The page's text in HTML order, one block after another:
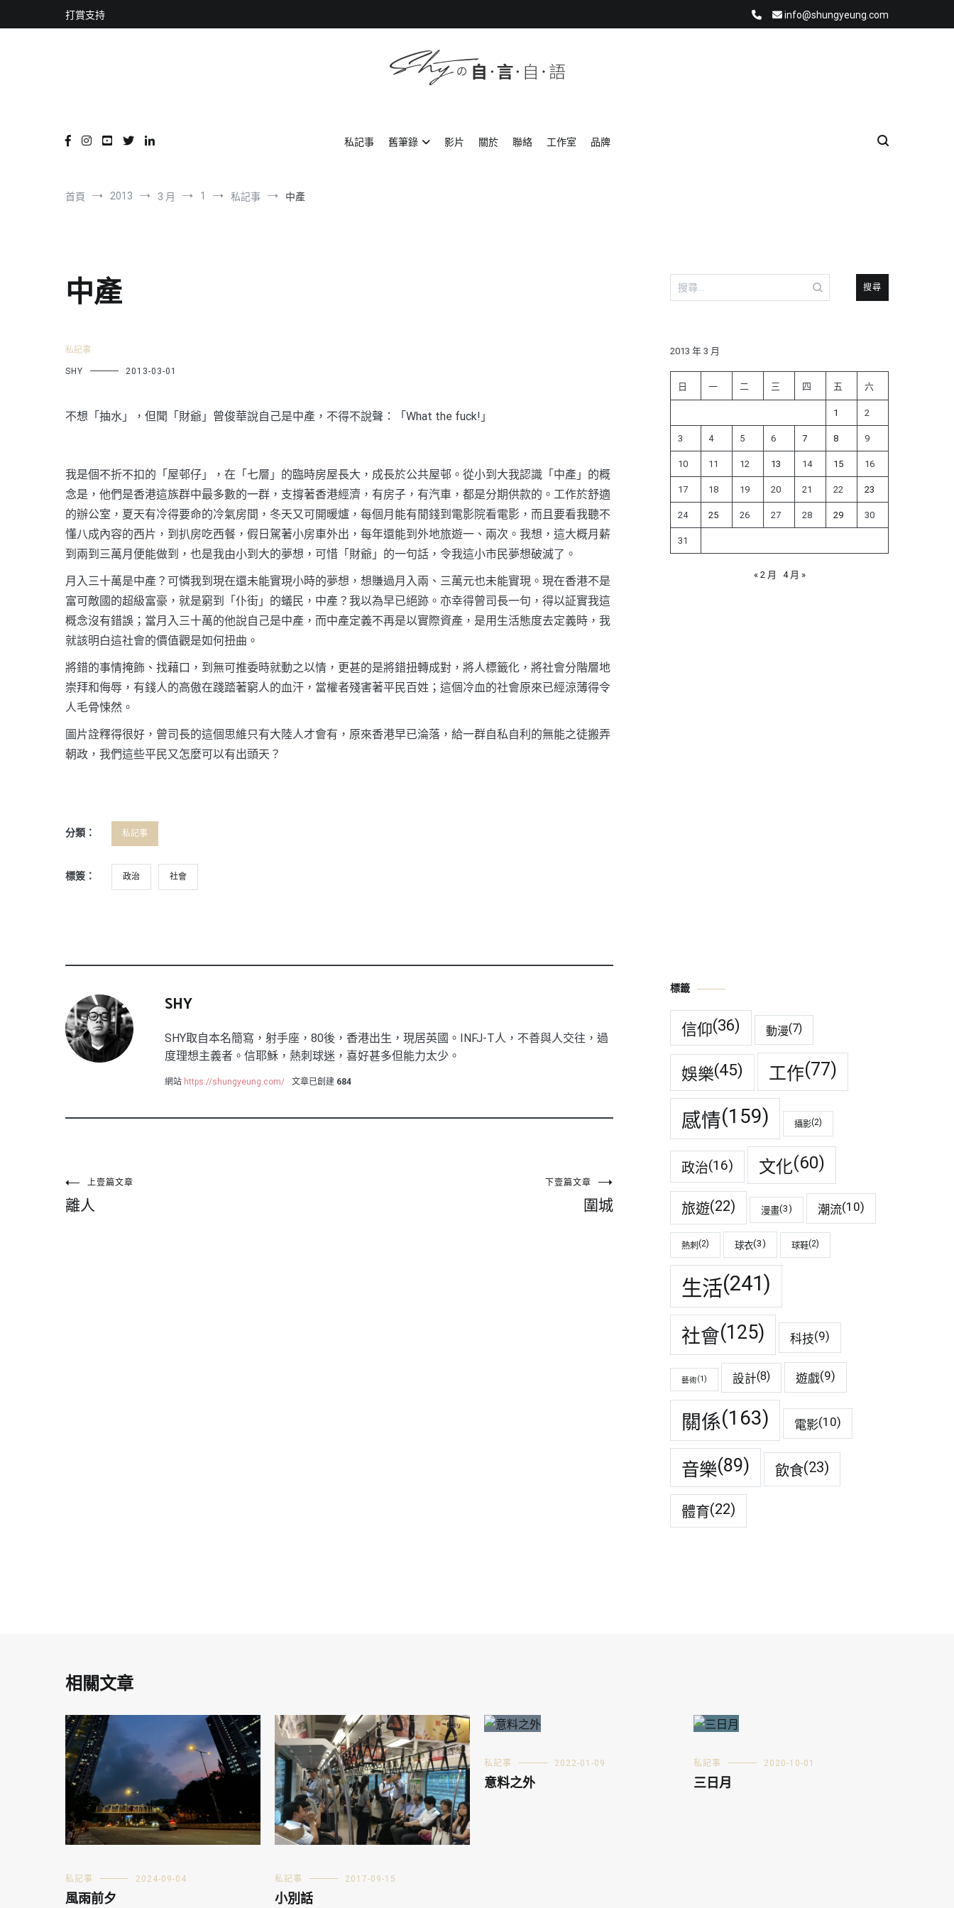
到
打賞支持 info@shungyeung.com
私記事 舊筆錄 影片 關於 聯絡 工作室 品牌
首頁 2013 3 月 1 私記事 中產
中產
私記事
SHY 2013-03-01
不想「抽水」，但聞「財爺」曾俊華說自己是中產，不得不說聲：「What the fuck!」
我是個不折不扣的「屋邨仔」，在「七層」的臨時房屋長大，成長於公共屋邨。從小到大我認識「中產」的概
念是，他們是香港這族群中最多數的一群，支撐著香港經濟，有房子，有汽車，都是分期供款的。工作於舒適
的辦公室，夏天有冷得要命的冷氣房間，冬天又可開暖爐，每個月能有閒錢到電影院看電影，而且要看我聽不
懂八成內容的西片，到扒房吃西餐，假日駕著小房車外出，每年還能到外地旅遊一、兩次。我想，這大概月薪
到兩到三萬月便能做到，也是我由小到大的夢想，可惜「財爺」的一句話，令我這小市民夢想破滅了。
月入三十萬是中產？可憐我到現在還未能實現小時的夢想，想賺過月入兩、三萬元也未能實現。現在香港不是
富可敵國的超級富豪，就是窮到「仆街」的蟻民，中產？我以為早已絕跡。亦幸得曾司長一句，得以証實我這
概念沒有錯誤；當月入三十萬的他說自己是中產，而中產定義不再是以實際資產，是用生活態度去定義時，我
就該明白這社會的價值觀是如何扭曲。
將錯的事情掩飾、找藉口，到無可推委時就動之以情，更甚的是將錯扭轉成對，將人標籤化，將社會分階層地
崇拜和侮辱，有錢人的高傲在踐踏著窮人的血汗，當權者殘害著平民百姓；這個冷血的社會原來已經涼薄得令
人毛骨悚然。
圖片詮釋得很好，曾司長的這個思維只有大陸人才會有，原來香港早已淪落，給一群自私自利的無能之徒搬弄
朝政，我們這些平民又怎麼可以有出頭天？
分類： 私記事
標簽： 政治 社會
SHY
SHY取自本名簡寫，射手座，80後，香港出生，現居英國。INFJ-T人，不善與人交往，過
度理想主義者。信耶穌，熱刺球迷，喜好甚多但能力太少。
網站 https://shungyeung.com/ 文章已創建 684
文上壹篇文章
離人
下壹篇文章
圍城
搜
尋
字:
2013 年 3 月
日 一 二 三 四 五 六
1 2
3 4 5 6 7 8 9
10 11 12 13 14 15 16
17 18 19 20 21 22 23
24 25 26 27 28 29 30
31
« 2 月 4 月 »
標籤
信仰(36) 動漫(7)
娛樂(45) 工作(77)
感情(159) 攝影(2)
政治(16) 文化(60)
旅遊(22) 漫畫(3) 潮流(10)
熱刺 (2) 球衣(3) 球鞋(2)
生活(241)
社會(125) 科技(9)
藝術(1) 設計(8) 遊戲(9)
關係(163) 電影(10)
音樂(89) 飲食(23)
體育(22)
相關文章
私記事 2024-09-04
風雨前夕
私記事 2017-09-15
小別話
私記事 2022-01-09
意料之外
私記事 2020-10-01
三日月